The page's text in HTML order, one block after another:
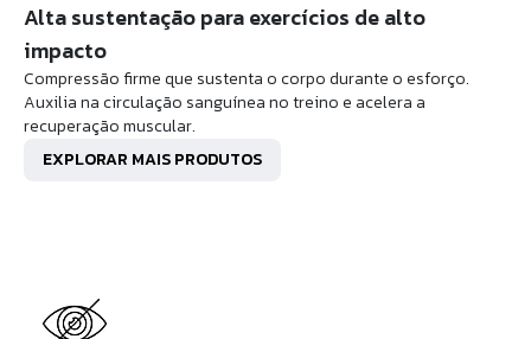
Alta sustentação para exercícios de alto
impacto
Compressão firme que sustenta o corpo durante o esforço.
Auxilia na circulação sanguínea no treino e acelera a
recuperação muscular.
EXPLORAR MAIS PRODUTOS